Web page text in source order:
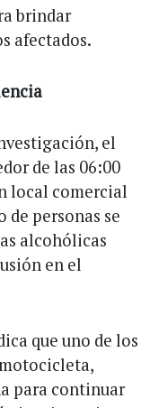
brindar
afectados.
el
de las 06:00
local comercial
de personas se
alcohólicas
en el
que uno de los
para continuar